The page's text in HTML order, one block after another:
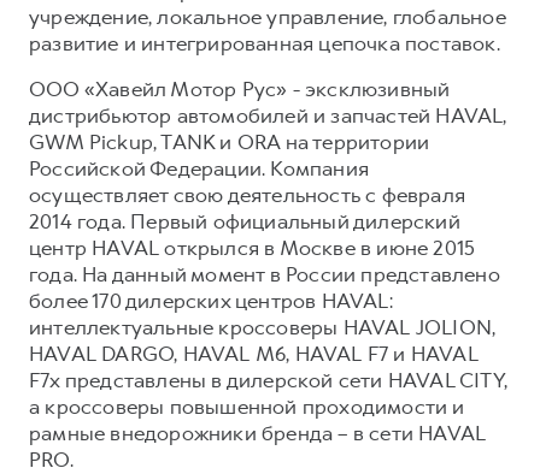
учреждение, локальное управление, глобальное
развитие и интегрированная цепочка поставок.
ООО «Хавейл Мотор Рус» - эксклюзивный
дистрибьютор автомобилей и запчастей HAVAL,
GWM Pickup, TANK и ORA на территории
Российской Федерации. Компания
осуществляет свою деятельность с февраля
2014 года. Первый официальный дилерский
центр HAVAL открылся в Москве в июне 2015
года. На данный момент в России представлено
более 170 дилерских центров HAVAL:
интеллектуальные кроссоверы HAVAL JOLION,
HAVAL DARGO, HAVAL М6, HAVAL F7 и HAVAL
F7x представлены в дилерской сети HAVAL CITY,
а кроссоверы повышенной проходимости и
рамные внедорожники бренда – в сети HAVAL
PRO.